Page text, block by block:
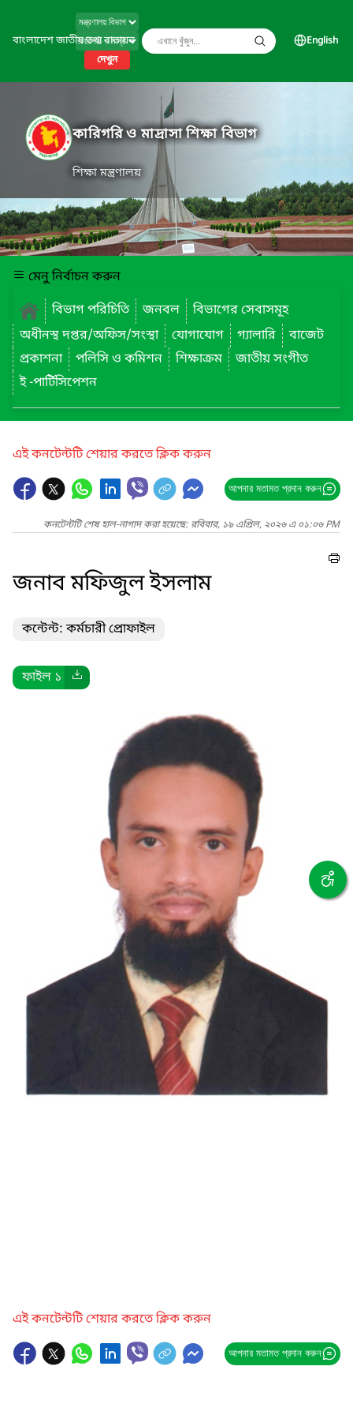
বাংলাদেশ জাতীয় তথ্য বাতায়ন
দেখুন
English
কারিগরি ও মাদ্রাসা শিক্ষা বিভাগ
শিক্ষা মন্ত্রণালয়
মেনু নির্বাচন করুন
বিভাগ পরিচিতি
জনবল
বিভাগের সেবাসমূহ
অধীনস্থ দপ্তর/অফিস/সংস্থা
যোগাযোগ গ্যালারি
বাজেট
প্রকাশনা
পলিসি ও কমিশন শিক্ষাক্রম
জাতীয় সংগীত
ই -পার্টিসিপেশন
এই কনটেন্টটি শেয়ার করতে ক্লিক করুন
আপনার মতামত প্রদান করুন
কনটেন্টটি শেষ হাল-নাগাদ করা হয়েছে: রবিবার, ১৯ এপ্রিল, ২০২৬ এ ০১:০৬ PM
জনাব মফিজুল ইসলাম
কন্টেন্ট: কর্মচারী প্রোফাইল
ফাইল ১
এই কনটেন্টটি শেয়ার করতে ক্লিক করুন
আপনার মতামত প্রদান করুন